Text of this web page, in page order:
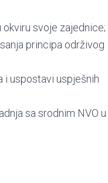
svoje zajednice;
principa održivog
i uspostavi uspješnih
sa srodnim NVO u